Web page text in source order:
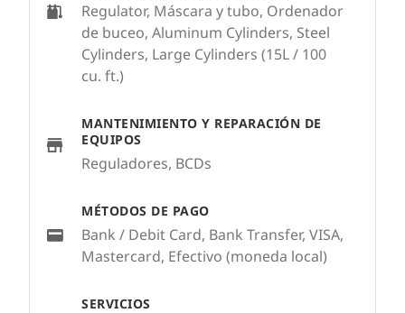
SERVICIOS
Regulator, Máscara y tubo, Ordenador
de buceo, Aluminum Cylinders, Steel
Cylinders, Large Cylinders (15L / 100
cu. ft.)
MANTENIMIENTO Y REPARACIÓN DE
EQUIPOS
Reguladores, BCDs
MÉTODOS DE PAGO
Bank / Debit Card, Bank Transfer, VISA,
Mastercard, Efectivo (moneda local)